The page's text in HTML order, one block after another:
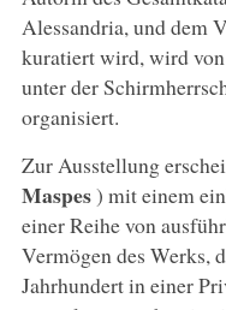
Alessandria, und dem
kuratiert wird, wird
unter der
organisiert.
Zur Ausstellung
Maspes) mit einem
einer Reihe von
Vermögen des Werks,
Jahrhundert in einer